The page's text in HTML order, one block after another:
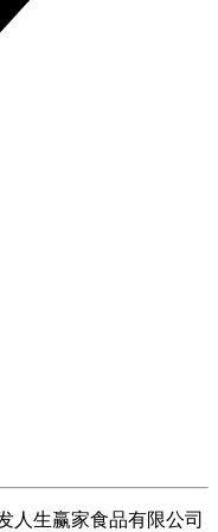
人生赢家食品有限公司